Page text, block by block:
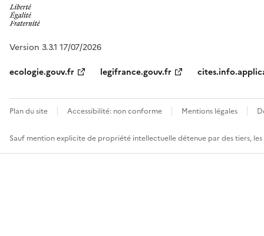
Version 3.3.1 17/07/2026
ecologie.gouv.fr
legifrance.gouv.fr
Plan du site Accessibilité: non conforme Mentions légales
Sauf mention explicite de propriété intellectuelle détenue par des tiers,